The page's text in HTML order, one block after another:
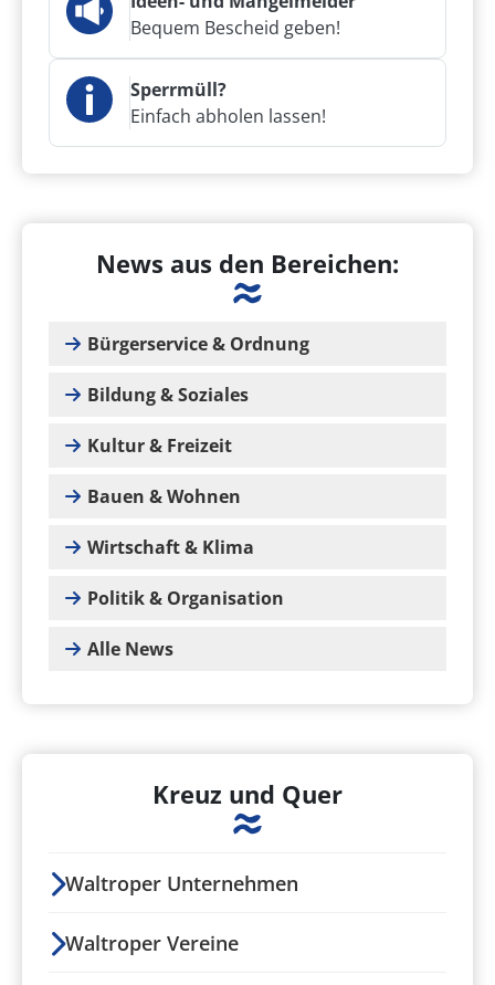
Bequem Bescheid geben!
Sperrmüll?
Einfach abholen lassen!
News aus den Bereichen:
Bürgerservice & Ordnung
Bildung & Soziales
Kultur & Freizeit
Bauen & Wohnen
Wirtschaft & Klima
Politik & Organisation
Alle News
Kreuz und Quer
Waltroper Unternehmen
Waltroper Vereine